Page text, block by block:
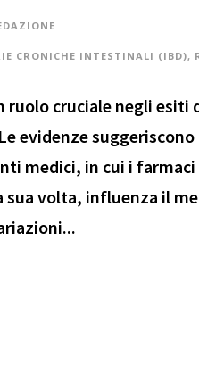
CRONICHE INTESTINALI (IBD),
ruolo cruciale negli
evidenze
medici, in cui i
volta, influenza il